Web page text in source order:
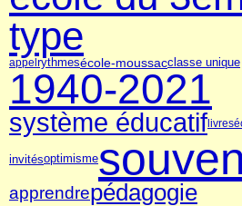
type
appel rythmesécole-moussacclasse unique
1940-2021
système éducatiflivres
invitésoptimisme
apprendrepédagogie